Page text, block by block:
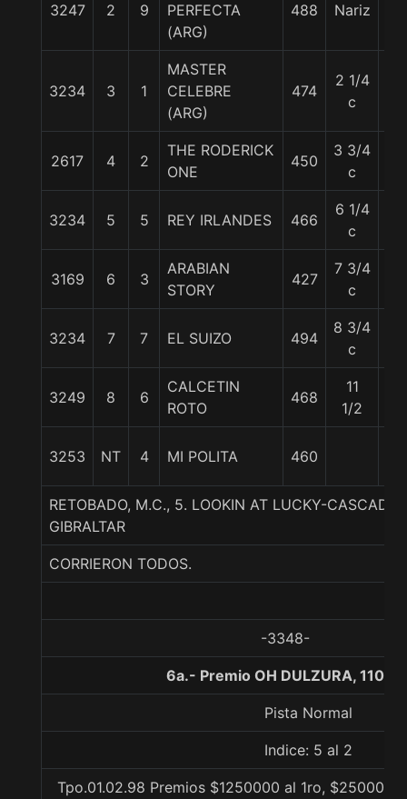
3247 2 9
PERFECTA
(ARG)
488 Nariz
3234 3 1
MASTER
CELEBRE
(ARG)
474
2 1/4
c
2617 4 2
THE RODERICK
ONE
450
3 3/4
c
3234 5 5 REY IRLANDES 466
6 1/4
c
3169 6 3
ARABIAN
STORY
427
7 3/4
c
3234 7 7 EL SUIZO 494
8 3/4
c
3249 8 6
CALCETIN
ROTO
468
11
1/2
3253 NT 4 MI POLITA 460
RETOBADO, M.C., 5. LOOKIN AT LUCKY-CASCADA
GIBRALTAR
CORRIERON TODOS.
-3348-
6a.- Premio OH DULZURA, 1100
Pista Normal
Indice: 5 al 2
Tpo.01.02.98 Premios $1250000 al 1ro, $250000